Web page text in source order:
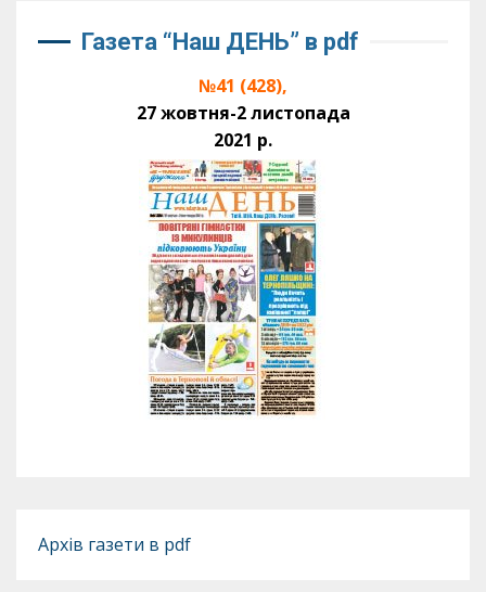
Газета “Наш ДЕНЬ” в pdf
№41 (428),
27 жовтня-2 листопада
2021 р.
Архів газети в pdf